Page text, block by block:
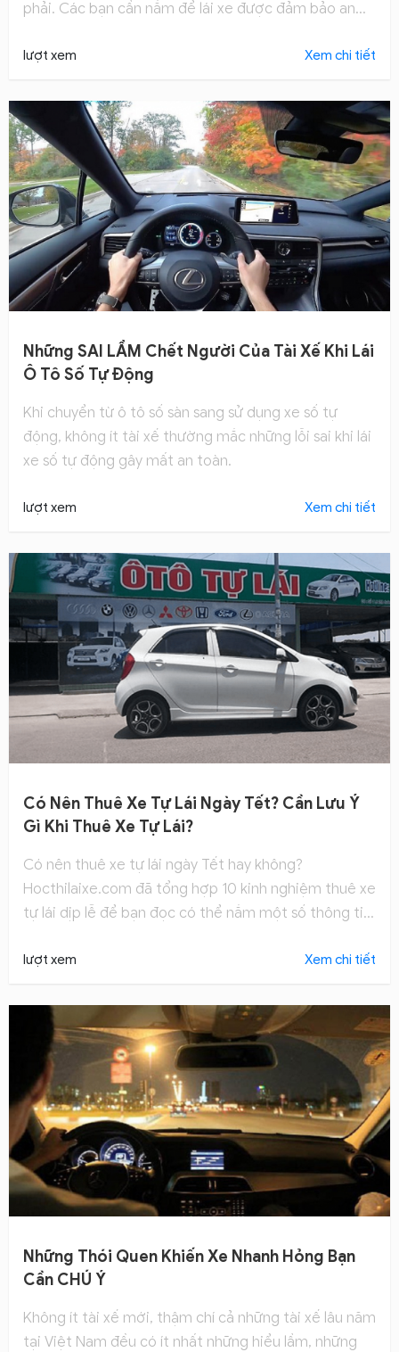
phải. Các bạn cần nắm để lái xe được đảm bảo an
lượt xem Xem chi tiết
Những SAI LẦM Chết Người Của Tài Xế Khi Lái
Ô Tô Số Tự Động
Khi chuyển từ ô tô số sàn sang sử dụng xe số tự
động, không ít tài xế thường mắc những lỗi sai khi lái
xe số tự động gây mất an toàn.
lượt xem Xem chi tiết
Có Nên Thuê Xe Tự Lái Ngày Tết? Cần Lưu Ý
Gì Khi Thuê Xe Tự Lái?
Có nên thuê xe tự lái ngày Tết hay không?
Hocthilaixe.com đã tổng hợp 10 kinh nghiệm thuê xe
tự lái dịp lễ để bạn đọc có thể nắm một số thông tin,
lượt xem Xem chi tiết
Những Thói Quen Khiến Xe Nhanh Hỏng Bạn
Cần CHÚ Ý
Không ít tài xế mới, thậm chí cả những tài xế lâu năm
tại Việt Nam đều có ít nhất những hiểu lầm, những